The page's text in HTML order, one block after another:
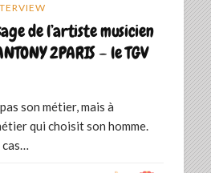
de l’artiste musicien
2PARIS – le TGV
son métier, mais à
qui choisit son homme.
cas…